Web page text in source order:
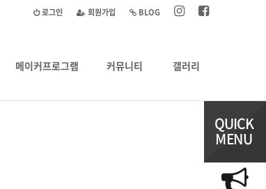
BLOG
회원가입
로그인
메이커프로그램 커뮤니티 갤러리